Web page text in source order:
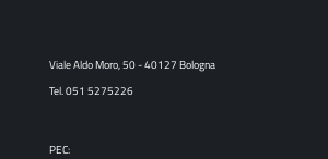
Viale Aldo Moro, 50 - 40127 Bologna
Tel. 051 5275226
PEC: